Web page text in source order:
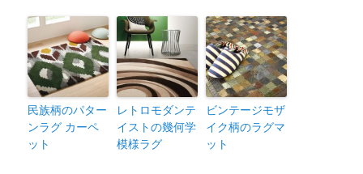
民族柄のパター
ンラグ カーペ
ット
レトロモダンテ
イストの幾何学
模様ラグ
ビンテージモザ
イク柄のラグマ
ット